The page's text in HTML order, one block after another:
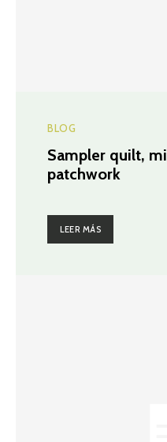
BLOG
Sampler quilt,
patchwork
LEER MÁS